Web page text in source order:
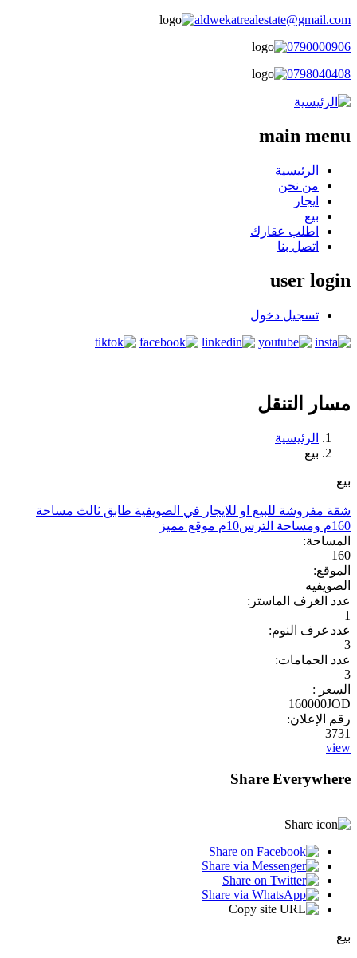
aldwekatrealestate@gmail.com
0790000906
0798040408
main menu
الرئيسية
من نحن
ايجار
بيع
اطلب عقارك
اتصل بنا
user login
تسجيل دخول
مسار التنقل
الرئيسية
بيع
بيع
شقة مفروشة للبيع او للايجار في الصويفية طابق ثالث مساحة
160م ومساحة الترس10م موقع مميز
المساحة:
160
الموقع:
الصويفيه
عدد الغرف الماستر:
1
عدد غرف النوم:
3
عدد الحمامات:
3
السعر :
160000JOD
رقم الإعلان:
3731
view
Share Everywhere
بيع